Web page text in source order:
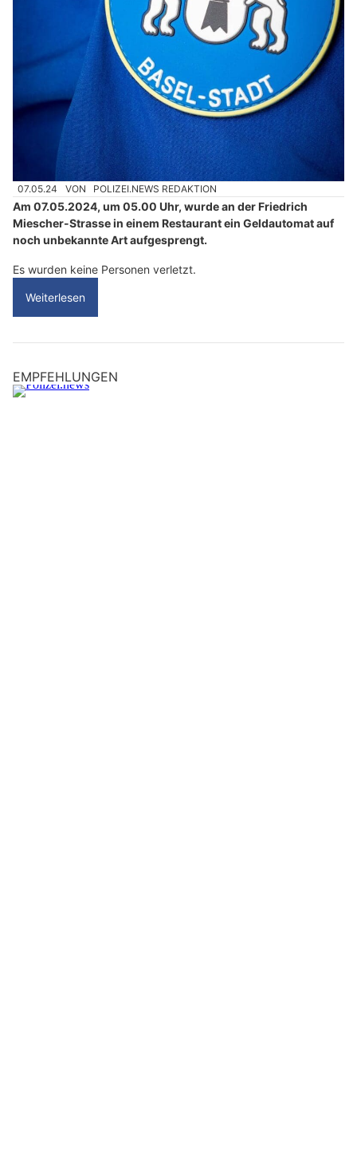
07.05.24 VON POLIZEI.NEWS REDAKTION
Am 07.05.2024, um 05.00 Uhr, wurde an der Friedrich
Miescher-Strasse in einem Restaurant ein Geldautomat auf
noch unbekannte Art aufgesprengt.
Es wurden keine Personen verletzt.
Weiterlesen
EMPFEHLUNGEN